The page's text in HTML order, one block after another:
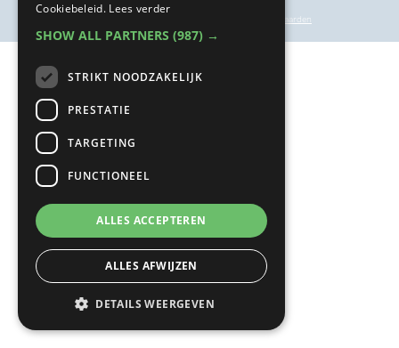
inschrijf- en annuleringsvoorwaarden
Cookiebeleid. Lees verder
SHOW ALL PARTNERS (987) →
STRIKT NOODZAKELIJK
PRESTATIE
TARGETING
FUNCTIONEEL
ALLES ACCEPTEREN
ALLES AFWIJZEN
DETAILS WEERGEVEN